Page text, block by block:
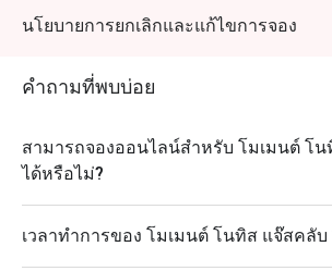
นโยบายการยกเลิกและแก้ไขการจอง
คำถามที่พบบ่อย
สามารถจองออนไลน์สำหรับ โมเมนต์ โ
ได้หรือไม่?
เวลาทำการของ โมเมนต์ โนทิส แจ๊สคลับ